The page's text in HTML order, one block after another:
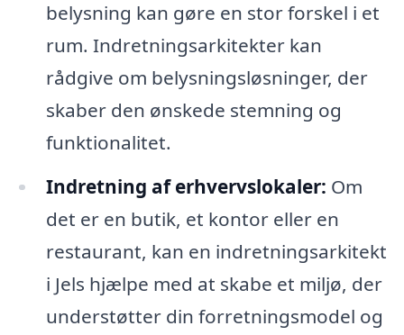
belysning kan gøre en stor forskel i et
rum. Indretningsarkitekter kan
rådgive om belysningsløsninger, der
skaber den ønskede stemning og
funktionalitet.
Indretning af erhvervslokaler: Om
det er en butik, et kontor eller en
restaurant, kan en indretningsarkitekt
i Jels hjælpe med at skabe et miljø, der
understøtter din forretningsmodel og